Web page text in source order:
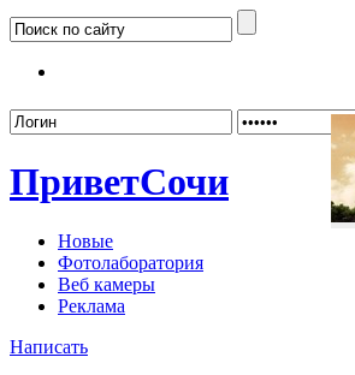
ПриветСочи
Новые
Фотолаборатория
Веб камеры
Реклама
Написать